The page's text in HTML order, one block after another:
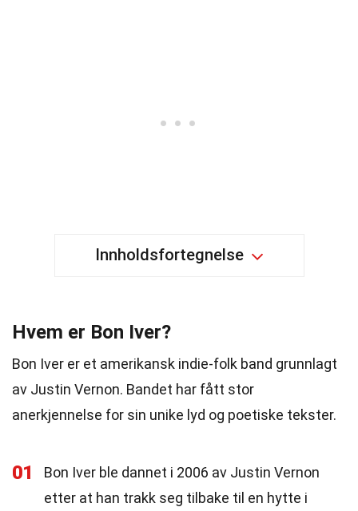
Innholdsfortegnelse
Hvem er Bon Iver?
Bon Iver er et amerikansk indie-folk band grunnlagt
av Justin Vernon. Bandet har fått stor
anerkjennelse for sin unike lyd og poetiske tekster.
01
Bon Iver ble dannet i 2006 av Justin Vernon
etter at han trakk seg tilbake til en hytte i